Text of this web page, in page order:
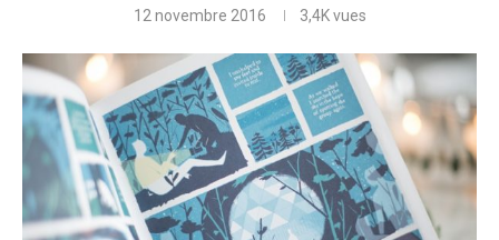
12 novembre 2016 3,4Kvues